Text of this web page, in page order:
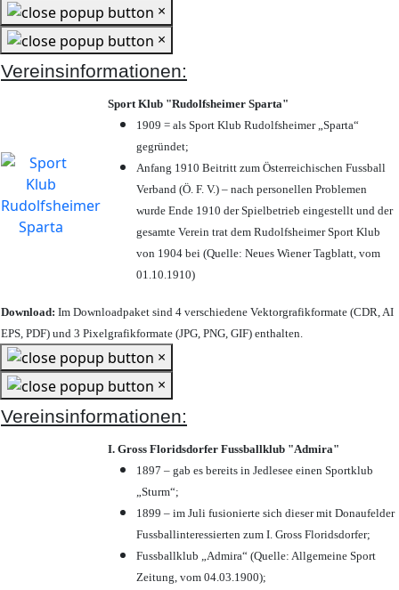
×
×
Vereinsinformationen:
Sport Klub "Rudolfsheimer Sparta"
1909 = als Sport Klub Rudolfsheimer „Sparta“
gegründet;
Anfang 1910 Beitritt zum Österreichischen Fussball
Verband (Ö. F. V.) – nach personellen Problemen
wurde Ende 1910 der Spielbetrieb eingestellt und der
gesamte Verein trat dem Rudolfsheimer Sport Klub
von 1904 bei (Quelle: Neues Wiener Tagblatt, vom
01.10.1910)
Download: Im Downloadpaket sind 4 verschiedene Vektorgrafikformate (CDR, AI
EPS, PDF) und 3 Pixelgrafikformate (JPG, PNG, GIF) enthalten.
×
×
Vereinsinformationen:
I. Gross Floridsdorfer Fussballklub "Admira"
1897 – gab es bereits in Jedlesee einen Sportklub
„Sturm“;
1899 – im Juli fusionierte sich dieser mit Donaufelder
Fussballinteressierten zum I. Gross Floridsdorfer;
Fussballklub „Admira“ (Quelle: Allgemeine Sport
Zeitung, vom 04.03.1900);